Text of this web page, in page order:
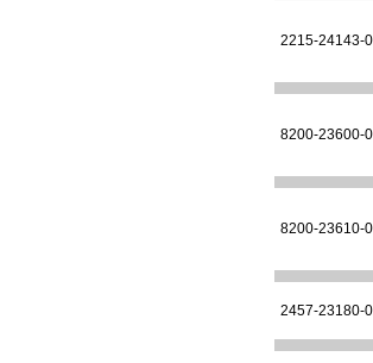
2215-24143-
8200-23600-
8200-23610-
2457-23180-